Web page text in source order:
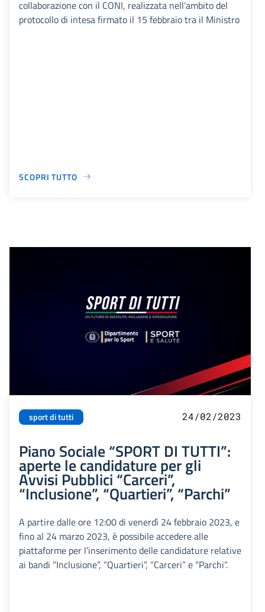
collaborazione con il CONI, realizzata nell’ambito del
protocollo di intesa firmato il 15 febbraio tra il Ministro
SCOPRI TUTTO
sport di tutti 24/02/2023
Piano Sociale “SPORT DI TUTTI”:
aperte le candidature per gli
Avvisi Pubblici “Carceri”,
“Inclusione”, “Quartieri”, “Parchi”
A partire dalle ore 12:00 di venerdì 24 febbraio 2023, e
fino al 24 marzo 2023, è possibile accedere alle
piattaforme per l’inserimento delle candidature relative
ai bandi “Inclusione”, “Quartieri”, “Carceri” e “Parchi”.